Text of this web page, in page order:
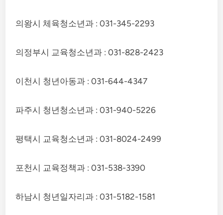
의왕시 체육청소년과 : 031-345-2293
의정부시 교육청소년과 : 031-828-2423
이천시 청년아동과 : 031-644-4347
파주시 청년청소년과 : 031-940-5226
평택시 교육청소년과 : 031-8024-2499
포천시 교육정책과 : 031-538-3390
하남시 청년일자리과 : 031-5182-1581